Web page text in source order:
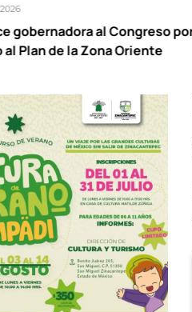
Congreso por
Oriente